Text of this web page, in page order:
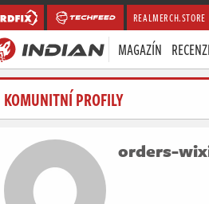
REALMERCH.STORE
MAGAZÍN
KOMUNITNÍ PROFILY
orders-